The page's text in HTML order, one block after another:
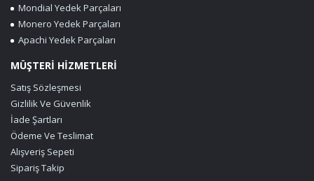
Mondial Yedek Parçaları
Monero Yedek Parçaları
Apachi Yedek Parçaları
MÜŞTERİ HİZMETLERİ
Satış Sözleşmesi
Gizlilik Ve Güvenlik
İade Şartları
Ödeme Ve Teslimat
Alışveriş Sepeti
Sipariş Takip